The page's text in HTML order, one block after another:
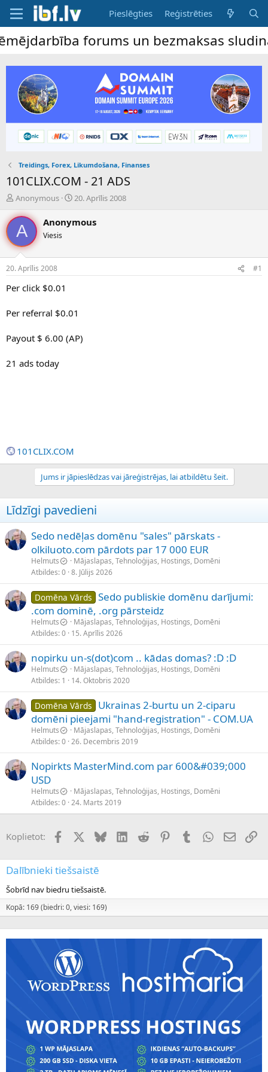
Pieslēgties Reģistrēties
forums un bezmaksas
Treidings, Forex, Likumdošana, Finanses
101CLIX.COM - 21 ADS
P
v
e
d
i
n
u
s
c
Anonymous
S
k
a
s
20. Aprīlis 2008
A Anonymous
Viesis
20. Aprīlis 2008 #1
Per click $0.01
Per referral $0.01
Payout $ 6.00 (AP)
21 ads today
101CLIX.COM
Jums ir jāpieslēdzas vai jāreģistrējas, lai atbildētu šeit.
Līdzīgi pavedieni
Sedo nedēļas domēnu "sales" pārskats -
olkiluoto.com pārdots par 17 000 EUR
Helmuts
Mājaslapas, Tehnoloģijas, Hostings, Domēni
Atbildes 0 8. Jūlijs 2026
Domēna Vārds Sedo publiskie domēnu darījumi:
.com dominē, .org pārsteidz
Helmuts
Mājaslapas, Tehnoloģijas, Hostings, Domēni
Atbildes 0 15. Aprīlis 2026
nopirku un-s(dot)com .. kādas domas? :D :D
Helmuts
Mājaslapas, Tehnoloģijas, Hostings, Domēni
Atbildes 1 14. Oktobris 2020
Domēna Vārds
Ukrainas 2-burtu un 2-ciparu
domēni pieejami "hand-registration" - COM.UA
Helmuts
Mājaslapas, Tehnoloģijas, Hostings, Domēni
Atbildes 0 26. Decembris 2019
Nopirkts MasterMind.com par 600&#039;000
USD
Helmuts
Mājaslapas, Tehnoloģijas, Hostings, Domēni
Atbildes 0 24. Marts 2019
Koplietot: FacebookX (Twitter)
BlueskyLinkedInReddit PinterestTumblrWhatsApp
E-pasts
Dalībnieki tiešsaistē
Šobrīd nav biedru tiešsaistē.
Kopā: 169 (biedri: 0, viesi: 169)